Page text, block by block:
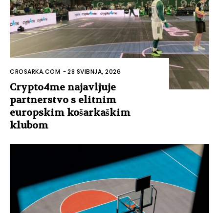
CROSARKA.COM -28 SVIBNJA, 2026
Crypto4me najavljuje
partnerstvo s elitnim
europskim košarkaškim
klubom